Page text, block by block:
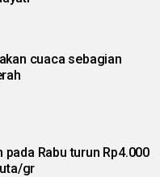
cuaca sebagian
Rabu turun Rp4.000
gr